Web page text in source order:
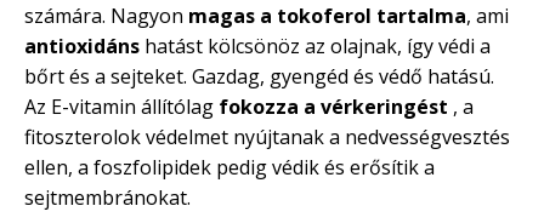
számára. Nagyon magas a tokoferol tartalma, ami
antioxidáns hatást kölcsönöz az olajnak, így védi a
bőrt és a sejteket. Gazdag, gyengéd és védő hatású.
Az E-vitamin állítólag fokozza a vérkeringést , a
fitoszterolok védelmet nyújtanak a nedvességvesztés
ellen, a foszfolipidek pedig védik és erősítik a
sejtmembránokat.